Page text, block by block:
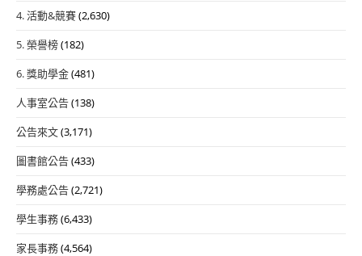
4. 活動&競賽(2,630)
5. 榮譽榜(182)
6. 獎助學金(481)
人事室公告(138)
公告來文(3,171)
圖書館公告(433)
學務處公告(2,721)
學生事務(6,433)
家長事務(4,564)